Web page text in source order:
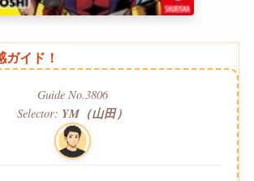
ガイド！
Guide No.3806
Selector: YM（山田）